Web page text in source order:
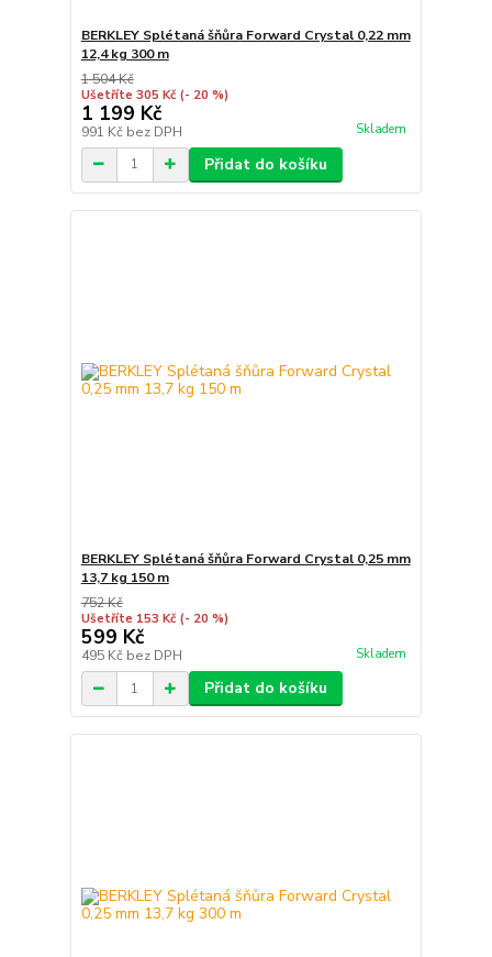
BERKLEY Splétaná šňůra Forward Crystal 0,22 mm
12,4 kg 300 m
1 504 Kč
Ušetříte 305 Kč (- 20 %)
1 199 Kč
991 Kč bez DPH Skladem
Přidat do košíku
BERKLEY Splétaná šňůra Forward Crystal 0,25 mm
13,7 kg 150 m
752 Kč
Ušetříte 153 Kč (- 20 %)
599 Kč
495 Kč bez DPH Skladem
Přidat do košíku